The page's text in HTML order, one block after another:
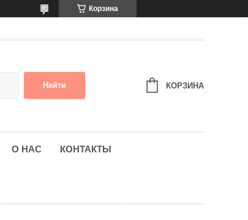
Корзина
Найти КОРЗИНА
О НАС КОНТАКТЫ